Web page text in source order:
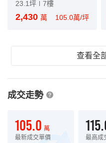
23.1坪 7樓
2,430 萬 105.0萬/坪
查看全
成交走勢
105.0 萬
最新成交單價
最高成